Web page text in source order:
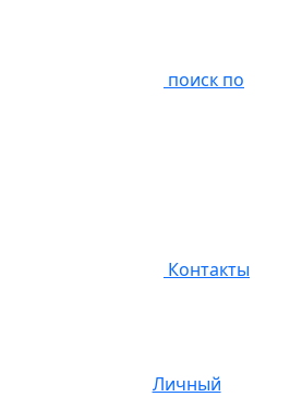
поиск по
Контакты
Личный